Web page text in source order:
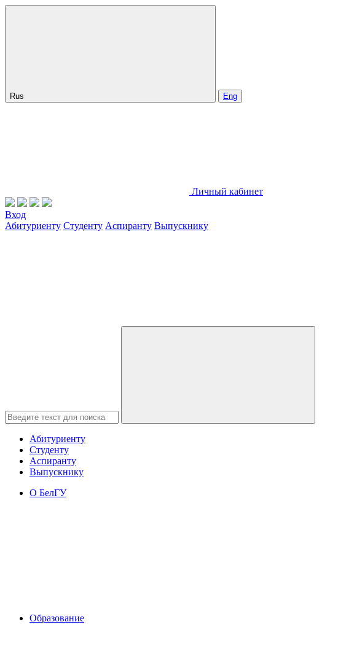
Rus Eng
Личный кабинет
Вход
Абитуриенту Студенту Аспиранту Выпускнику
Абитуриенту
Студенту
Аспиранту
Выпускнику
О БелГУ
Образование